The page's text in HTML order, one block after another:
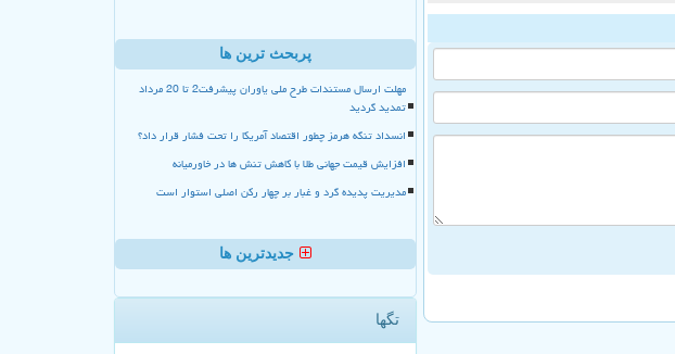
پربحث ترین ها
مهلت ارسال مستندات طرح ملی یاوران پیشرفت2 تا 20 مرداد
تمدید گردید
انسداد تنگه هرمز چطور اقتصاد آمریکا را تحت فشار قرار داد؟
افزایش قیمت جهانی طلا با کاهش تنش ها در خاورمیانه
مدیریت پدیده گرد و غبار بر چهار رکن اصلی استوار است
جدیدترین ها
تگها